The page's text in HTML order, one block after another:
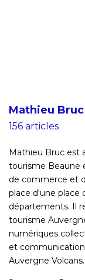
Mathieu Bruc
156 articles
Mathieu Bruc est
tourisme Beaune
de commerce et
place d'une place
départements. Il
tourisme
numériques
et
Auvergne Volcans.